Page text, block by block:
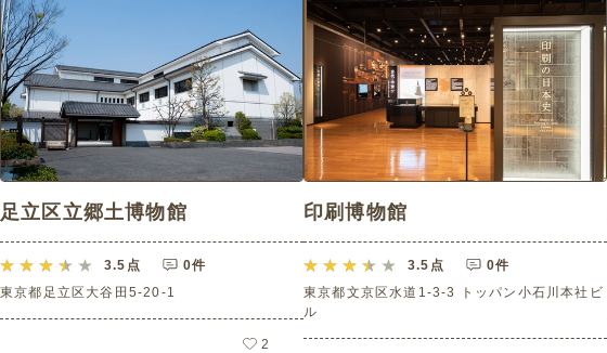
足立区立郷土博物館
3.5 点
0件
東京都足立区大谷田5-20-1
2
印刷博物館
3.5 点
0件
東京都文京区水道1-3-3 トッパン小石川本社ビ
ル